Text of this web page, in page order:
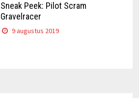
Sneak Peek: Pilot Scram
Gravelracer
9 augustus 2019